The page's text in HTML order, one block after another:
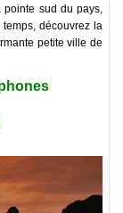
pointe sud du pays,
découvrez la
petite ville de